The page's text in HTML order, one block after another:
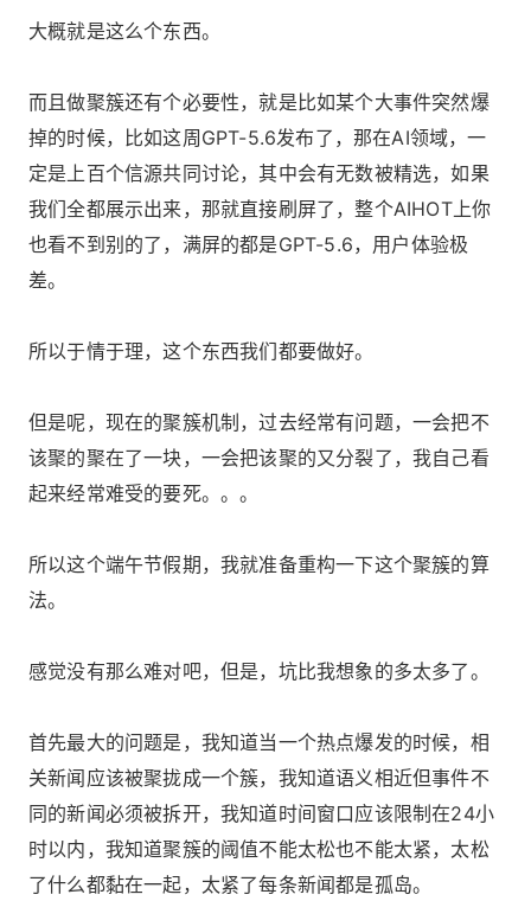
大概就是这么个东西。
而且做聚簇还有个必要性，就是比如某个大事件突然爆
掉的时候，比如这周GPT-5.6发布了，那在AI领域，一
定是上百个信源共同讨论，其中会有无数被精选，如果
我们全都展示出来，那就直接刷屏了，整个AIHOT上你
也看不到别的了，满屏的都是GPT-5.6，用户体验极
差。
所以于情于理，这个东西我们都要做好。
但是呢，现在的聚簇机制，过去经常有问题，一会把不
该聚的聚在了一块，一会把该聚的又分裂了，我自己看
起来经常难受的要死。。。
所以这个端午节假期，我就准备重构一下这个聚簇的算
法。
感觉没有那么难对吧，但是，坑比我想象的多太多了。
首先最大的问题是，我知道当一个热点爆发的时候，相
关新闻应该被聚拢成一个簇，我知道语义相近但事件不
同的新闻必须被拆开，我知道时间窗口应该限制在24小
时以内，我知道聚簇的阈值不能太松也不能太紧，太松
了什么都黏在一起，太紧了每条新闻都是孤岛。